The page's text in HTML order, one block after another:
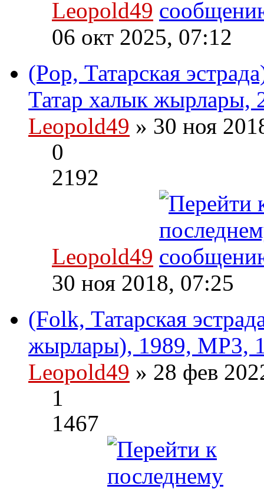
Leopold49
06 окт 2025, 07:12
(Pop, Татарская
Татар халык жырлары,
Leopold49 » 30 ноя
0
2192
Leopold49
30 ноя 2018, 07:25
(Folk, Татарская
жырлары), 1989, MP3,
Leopold49 » 28 фев
1
1467